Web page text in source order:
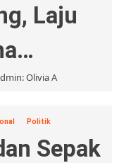
Laju
Olivia A
Politik
Sepak